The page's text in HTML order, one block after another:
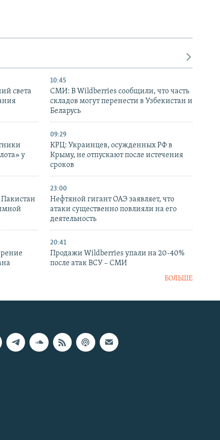
света
10:45
СМИ: В Wildberries сообщили, что часть
складов могут перенести в Узбекистан и
Беларусь
у
09:29
КРЦ: Украинцев, осужденных РФ в
Крыму, не отпускают после истечения
сроков
23:00
Нефтяной гигант ОАЭ заявляет, что
атаки существенно повлияли на его
деятельность
20:41
Продажи Wildberries упали на 20-40%
после атак ВСУ – СМИ
БОЛЬШЕ